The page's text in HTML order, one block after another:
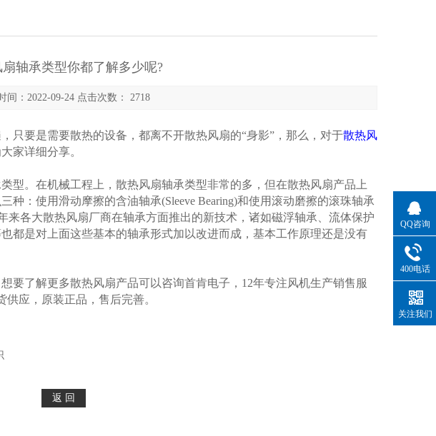
轴承类型你都了解多少呢?
间：2022-09-24 点击次数： 2718
要是需要散热的设备，都离不开散热风扇的“身影”，那么，对于散热风
家详细分享。
。在机械工程上，散热风扇轴承类型非常的多，但在散热风扇产品上
种：使用滑动摩擦的含油轴承(Sleeve Bearing)和使用滚动磨擦的滚珠轴承
来各大散热风扇厂商在轴承方面推出的新技术，诸如磁浮轴承、流体保护
都是对上面这些基本的轴承形式加以改进而成，基本工作原理还是没有
了解更多散热风扇产品可以咨询首肯电子，12年专注风机生产销售服
应，原装正品，售后完善。
QQ咨询
400电话
关注我们